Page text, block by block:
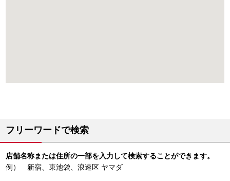
フリーワードで検索
店舗名称または住所の一部を入力して検索することができます。
例） 新宿、東池袋、浪速区 ヤマダ